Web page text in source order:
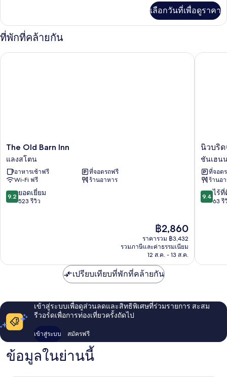
เตียง
เดี่ยว
2
เตียง,
เกี่ยว
กับ
ห้อง
สแตนดาร์ด
ทวิ
เลือกวันที่เพื่อดูราคา
ที่พักที่คล้ายกัน
The
Barn
Inn
แลง
สโตน
The Old Barn Inn
แลงสโตน
อาหารเช้าฟรี
ที่จอดรถฟรี
Wi-Fi ฟรี
ร้านอาหาร
9.2
จาก
9.2 ยอดเยี่ยม
523 รีวิว
ราคา
ปัจจุบัน
คือ
฿2,860
฿2,860
ราคารวม ฿3,432
รวมภาษีและค่าธรรมเนียม
12 ส.ค. - 13 ส.ค.
The Old Barn Inn
นิว
บริดจ์
ออ
นอัสก์
ชัน
เฮ
นนอค
นิวบริ
ชันเฮน
ที่จอด
ร้านอ
9.4
จาก
9.4 ไร้ที่
63 รี
นิวบริดจ์
เปรียบเทียบที่พักที่คล้ายกัน
เข้าสู่ระบบเพื่อดูส่วนลดและสิทธิพิเศษที่ร่วมรายการ สะสม
รีวอร์ดเพื่อการท่องเที่ยวครั้งถัดไป
เข้าสู่ระบบ สมัครฟรี
ข้อมูลในย่านนี้